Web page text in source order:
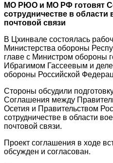
МО РЮО и МО РФ готовят
сотрудничестве в
почтовой связи
В Цхинвале состоялась
Министерства обороны
главе с Министром обороны
Ибрагимом Гассеевым и
обороны Российской
Стороны обсудили
Соглашения между
Осетия и Правительством
сотрудничестве в области
почтовой связи.
Проект соглашения в ходе
обсужден и согласован.